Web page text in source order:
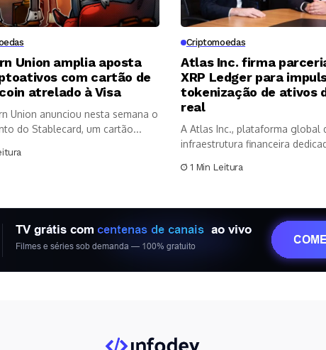
Union amplia aposta
com cartão de
atrelado à Visa
Union anunciou nesta semana o
do Stablecard, um cartão...
Criptomoedas
Atlas Inc. firma
XRP Ledger para
tokenização de ativos
real
A Atlas Inc., plataforma global
infraestrutura financeira
1 Min Leitura